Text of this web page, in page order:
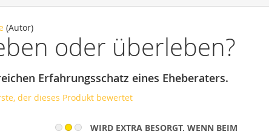
(Autor)
oder überleben?
Erfahrungsschatz eines Eheberaters.
der dieses Produkt bewertet
WIRD EXTRA BESORGT, WENN BEIM